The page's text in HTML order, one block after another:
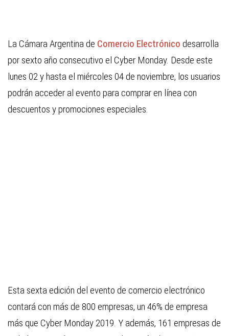
La Cámara Argentina de Comercio Electrónico desarrolla
por sexto año consecutivo el Cyber Monday. Desde este
lunes 02 y hasta el miércoles 04 de noviembre, los usuarios
podrán acceder al evento para comprar en línea con
descuentos y promociones especiales.
Esta sexta edición del evento de comercio electrónico
contará con más de 800 empresas, un 46% de empresa
más que Cyber Monday 2019. Y además, 161 empresas de